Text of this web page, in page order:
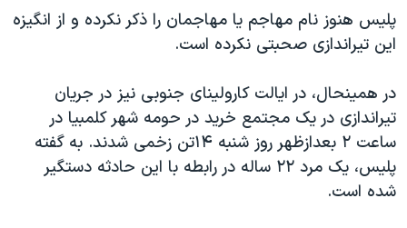
پلیس هنوز نام مهاجم یا مهاجمان را ذکر نکرده و از انگیزه
این تیراندازی صحبتی نکرده است.
در همینحال، در ایالت کارولینای جنوبی نیز در جریان
تیراندازی در یک مجتمع خرید در حومه شهر کلمبیا در
ساعت ۲ بعدازظهر روز شنبه ۱۴تن زخمی شدند. به گفته
پلیس، یک مرد ۲۲ ساله در رابطه با این حادثه دستگیر
شده است.